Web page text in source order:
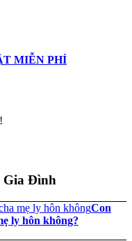
MIỄN PHÍ
Gia Đình
Con
ly hôn không?